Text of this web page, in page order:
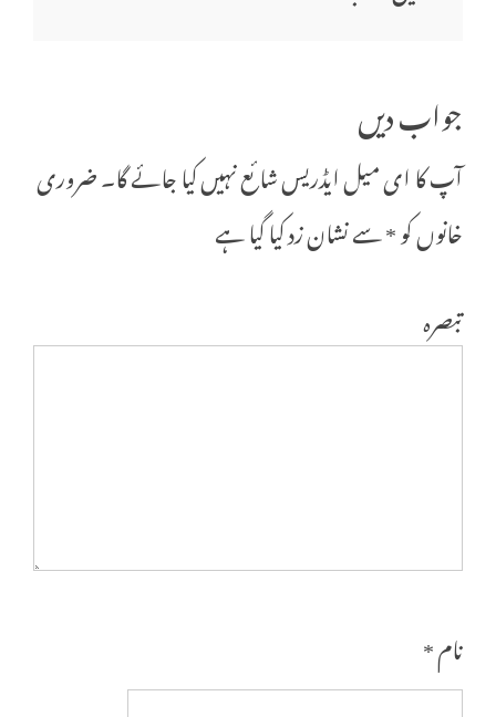
جواب دیں
آپ کا ای میل ایڈریس شائع نہیں کیا جائے گا۔ضروری
خانوں کو*سے نشان زد کیا گیا ہے
تبصرہ
نام*